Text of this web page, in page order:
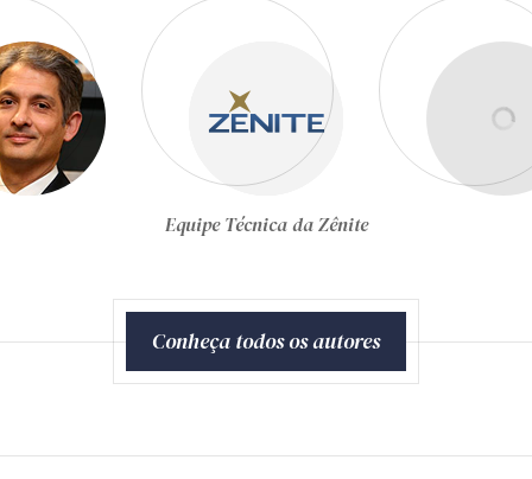
Gustavo Schiefler
Conheça todos os autores